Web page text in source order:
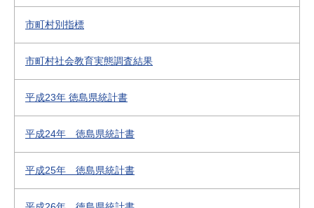
市町村別指標
市町村社会教育実態調査結果
平成23年 徳島県統計書
平成24年 徳島県統計書
平成25年 徳島県統計書